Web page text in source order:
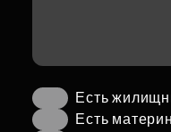
Есть
Есть